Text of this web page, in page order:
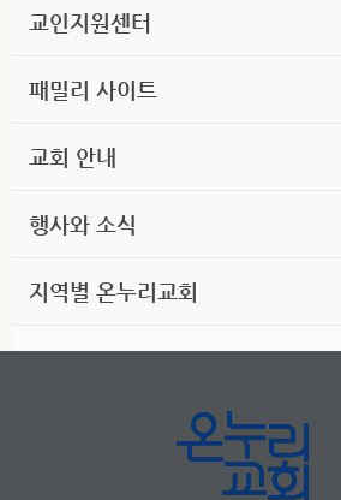
교인지원센터
패밀리 사이트
교회 안내
행사와 소식
지역별 온누리교회